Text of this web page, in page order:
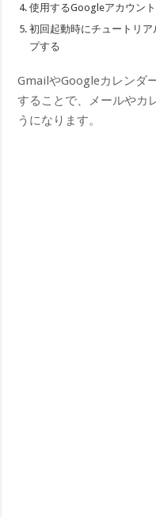
使用するGoogleアカウン
初回起動時にチュートリ
プする
GmailやGoogleカレンダ
することで、メールやカ
うになります。